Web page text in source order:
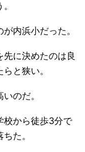
内浜小だった。
に決めたのは良
と狭い。
のだ。
校から徒歩3分で
た。